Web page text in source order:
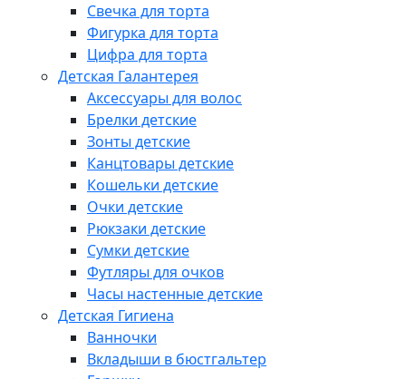
Свечка для торта
Фигурка для торта
Цифра для торта
Детская Галантерея
Аксессуары для волос
Брелки детские
Зонты детские
Канцтовары детские
Кошельки детские
Очки детские
Рюкзаки детские
Сумки детские
Футляры для очков
Часы настенные детские
Детская Гигиена
Ванночки
Вкладыши в бюстгальтер